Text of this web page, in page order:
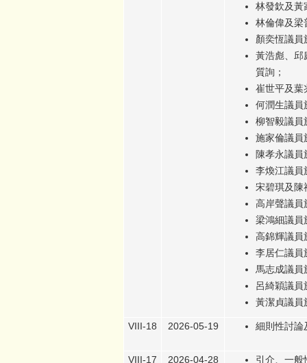
林發欽及黃
林倫偉及梁
顏奕恆議
黃浩彪、邱
質詢；
崔世平及葉
何潤生議員
柳智毅議員
施家倫議員
陳孝永議
李煥江議員
宋碧琪及陳
高岸聲議員
梁鴻細議員
高錦輝議員
李居仁議員
馬志成議
呂綺穎議
黃潔貞議員
VIII-18 2026-05-19 細則性討論
VIII-17 2026-04-28
引介、一般